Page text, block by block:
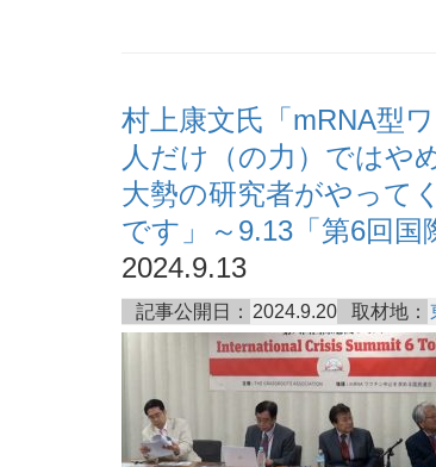
村上康文氏「mRNA型
人だけ（の力）ではや
大勢の研究者がやって
です」～9.13「第6回国
2024.9.13
記事公開日： 2024.9.20 取材地：